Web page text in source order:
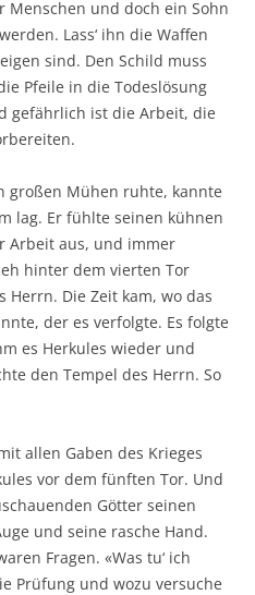
Menschen und doch ein Sohn
Lass‘ ihn die Waffen
sind. Den Schild muss
Pfeile in die Todeslösung
gefährlich ist die Arbeit, die
großen Mühen ruhte, kannte
lag. Er fühlte seinen kühnen
Arbeit aus, und immer
hinter dem vierten Tor
Herrn. Die Zeit kam, wo das
der es verfolgte. Es folgte
es Herkules wieder und
den Tempel des Herrn. So
allen Gaben des Krieges
vor dem fünften Tor. Und
Götter seinen
und seine rasche Hand.
Fragen. «Was tu‘ ich
Prüfung und wozu versuche